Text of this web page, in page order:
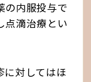
の内服投与で
点滴治療とい
に対してはほ